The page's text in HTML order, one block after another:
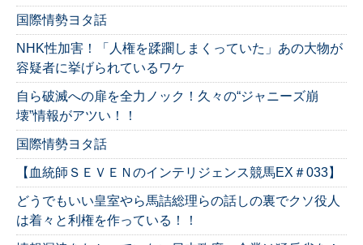
国際情勢ヨタ話
NHK性加害！「人権を蹂躙しまくっていた」あの大物が
容疑者に挙げられているワケ
自ら破滅への扉を全力ノック！久々の“ジャニーズ崩
壊”情報がアツい！！
国際情勢ヨタ話
【血統師ＳＥＶＥＮのインテリジェンス競馬EX＃033】
どうでもいい皇室やら馬詰総理らの話しの裏でクソ役人
は着々と利権を作っている！！